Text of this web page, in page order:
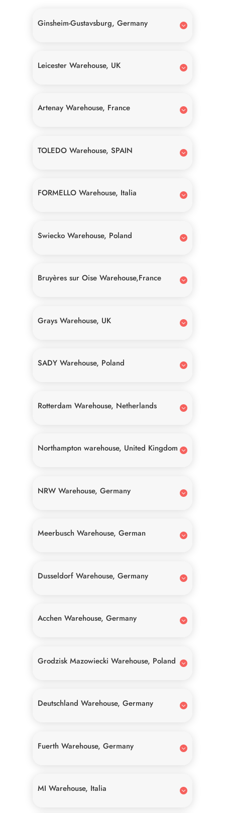
Ginsheim-Gustavsburg, Germany
Leicester Warehouse, UK
Artenay Warehouse, France
TOLEDO Warehouse, SPAIN
FORMELLO Warehouse, Italia
Swiecko Warehouse, Poland
Bruyères sur Oise Warehouse,France
Grays Warehouse, UK
SADY Warehouse, Poland
Rotterdam Warehouse, Netherlands
Northampton warehouse, United Kingdom
NRW Warehouse, Germany
Meerbusch Warehouse, German
Dusseldorf Warehouse, Germany
Acchen Warehouse, Germany
Grodzisk Mazowiecki Warehouse, Poland
Deutschland Warehouse, Germany
Fuerth Warehouse, Germany
MI Warehouse, Italia